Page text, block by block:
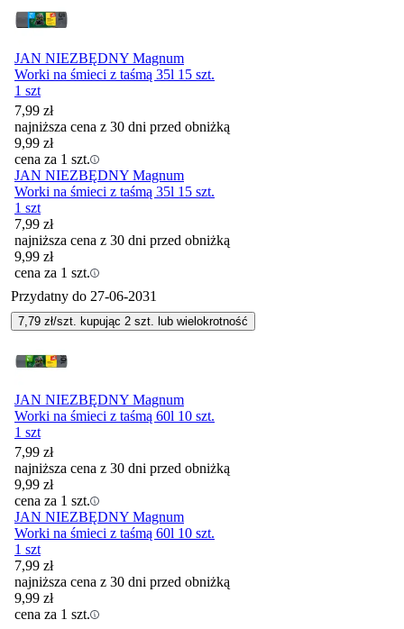
JAN NIEZBĘDNY Magnum
Worki na śmieci z taśmą 35l 15 szt.
1 szt
7,99 zł
najniższa cena z 30 dni przed obniżką
9,99 zł
cena za 1 szt.
JAN NIEZBĘDNY Magnum
Worki na śmieci z taśmą 35l 15 szt.
1 szt
7,99 zł
najniższa cena z 30 dni przed obniżką
9,99 zł
cena za 1 szt.
Przydatny do 27-06-2031
7,79 zł/szt. kupując 2 szt. lub wielokrotność
JAN NIEZBĘDNY Magnum
Worki na śmieci z taśmą 60l 10 szt.
1 szt
7,99 zł
najniższa cena z 30 dni przed obniżką
9,99 zł
cena za 1 szt.
JAN NIEZBĘDNY Magnum
Worki na śmieci z taśmą 60l 10 szt.
1 szt
7,99 zł
najniższa cena z 30 dni przed obniżką
9,99 zł
cena za 1 szt.